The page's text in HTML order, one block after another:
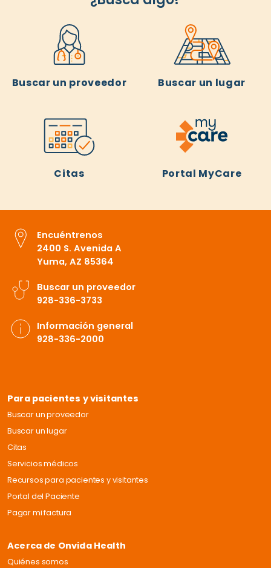
Buscar un proveedor Buscar un lugar
Citas Portal MyCare
Encuéntrenos
2400 S. Avenida A
Yuma, AZ 85364
Buscar un proveedor
928-336-3733
Información general
928-336-2000
Para pacientes y visitantes
Buscar un proveedor
Buscar un lugar
Citas
Servicios médicos
Recursos para pacientes y visitantes
Portal del Paciente
Pagar mi factura
Acerca de Onvida Health
Quiénes somos